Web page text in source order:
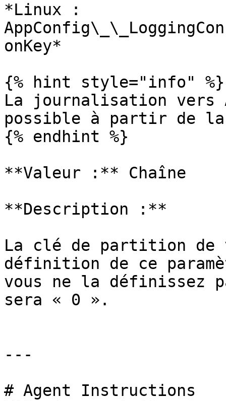
*Linux :
onKey*
{% hint style="info" %}
La journalisation vers
possible à partir de
{% endhint %}
**Valeur :** Chaîne
**Description :**
La clé de partition de
définition de ce
vous ne la définissez
sera « 0 ».
---
# Agent Instructions